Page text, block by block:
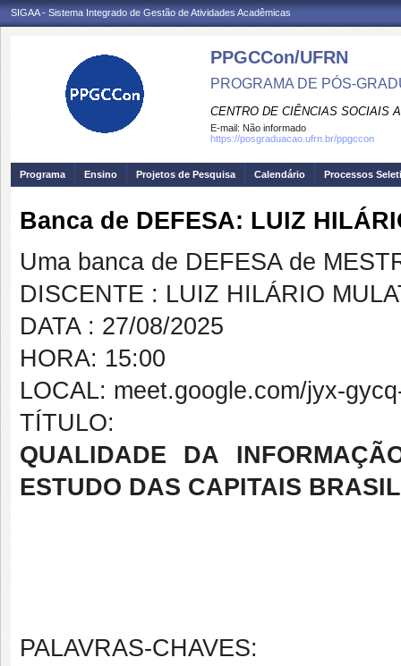
SIGAA - Sistema Integrado de Gestão de Atividades Acadêmicas
PPGCCon/UFRN
PROGRAMA DE PÓS-
CENTRO DE CIÊNCIAS SOCIAIS
E-mail: Não informado
https://posgraduacao.ufrn.br/ppgccon
Programa Ensino Projetos de Pesquisa Calendário Processos
Banca de DEFESA: LUIZ
Uma banca de DEFESA de
DISCENTE : LUIZ HILÁRIO
DATA : 27/08/2025
HORA: 15:00
LOCAL: meet.google.com/jyx-
TÍTULO:
QUALIDADE DA
ESTUDO DAS CAPITAIS
PALAVRAS-CHAVES: